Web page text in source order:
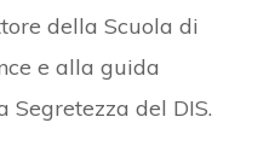
della Scuola di
e alla guida
Segretezza del DIS.